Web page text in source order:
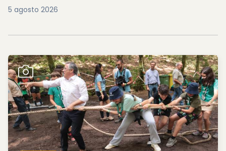
5 agosto 2026